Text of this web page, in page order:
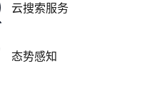
云搜索服务
态势感知